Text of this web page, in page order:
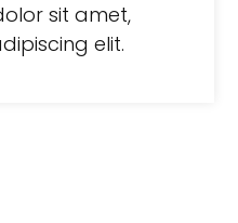
sit amet,
elit.